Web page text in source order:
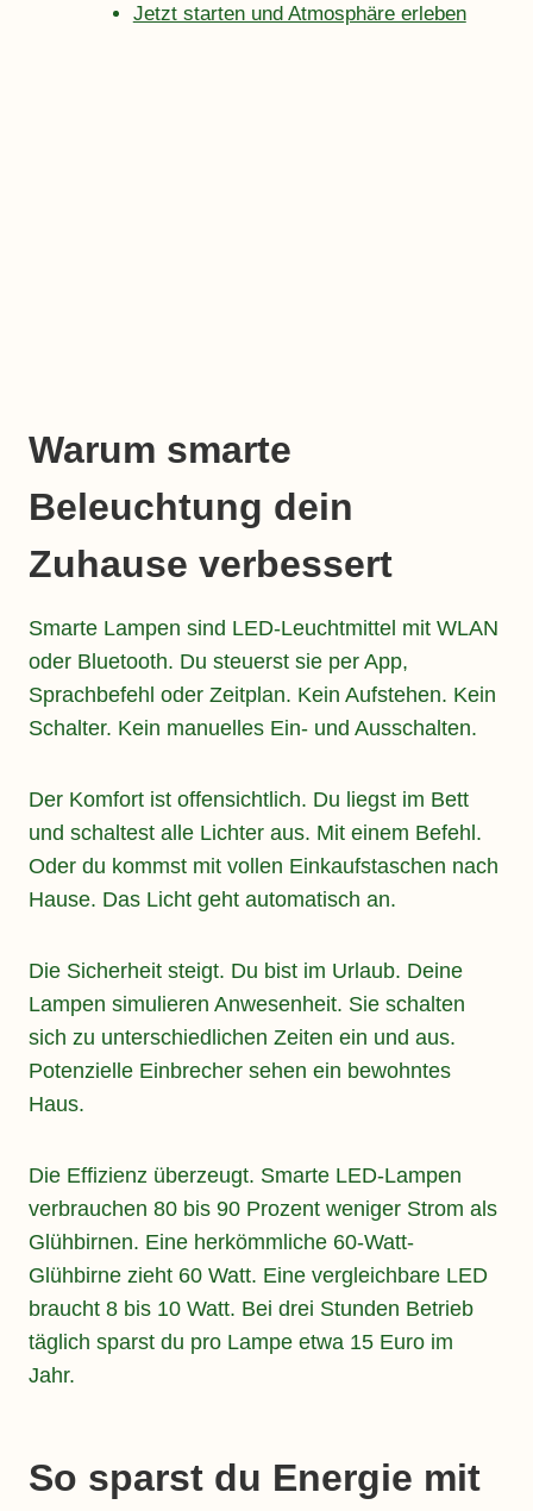
Jetzt starten und Atmosphäre erleben
Warum smarte
Beleuchtung dein
Zuhause verbessert
Smarte Lampen sind LED-Leuchtmittel mit WLAN
oder Bluetooth. Du steuerst sie per App,
Sprachbefehl oder Zeitplan. Kein Aufstehen. Kein
Schalter. Kein manuelles Ein- und Ausschalten.
Der Komfort ist offensichtlich. Du liegst im Bett
und schaltest alle Lichter aus. Mit einem Befehl.
Oder du kommst mit vollen Einkaufstaschen nach
Hause. Das Licht geht automatisch an.
Die Sicherheit steigt. Du bist im Urlaub. Deine
Lampen simulieren Anwesenheit. Sie schalten
sich zu unterschiedlichen Zeiten ein und aus.
Potenzielle Einbrecher sehen ein bewohntes
Haus.
Die Effizienz überzeugt. Smarte LED-Lampen
verbrauchen 80 bis 90 Prozent weniger Strom als
Glühbirnen. Eine herkömmliche 60-Watt-
Glühbirne zieht 60 Watt. Eine vergleichbare LED
braucht 8 bis 10 Watt. Bei drei Stunden Betrieb
täglich sparst du pro Lampe etwa 15 Euro im
Jahr.
So sparst du Energie mit